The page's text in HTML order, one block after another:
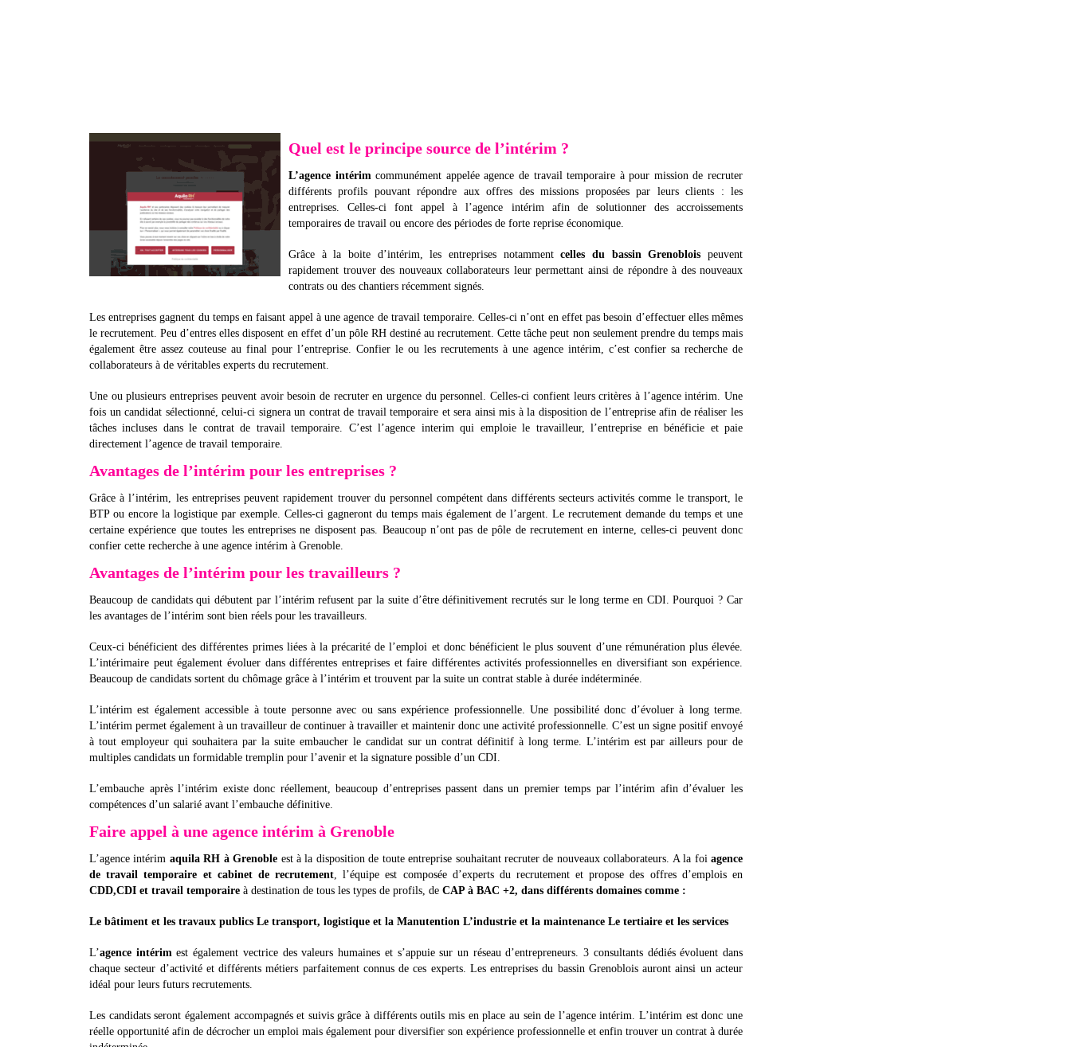
Quel est le principe source de l’intérim ?
L’agence intérim communément appelée agence de travail temporaire à pour mission de recruter
différents profils pouvant répondre aux offres des missions proposées par leurs clients : les
entreprises. Celles-ci font appel à l’agence intérim afin de solutionner des accroissements
temporaires de travail ou encore des périodes de forte reprise économique.
Grâce à la boite d’intérim, les entreprises notammentcelles du bassin Grenoblois peuvent
rapidement trouver des nouveaux collaborateurs leur permettant ainsi de répondre à des nouveaux
contrats ou des chantiers récemment signés.
Les entreprises gagnent du temps en faisant appel à une agence de travail temporaire. Celles-ci n’ont en effet pas besoin d’effectuer elles mêmes
le recrutement. Peu d’entres elles disposent en effet d’un pôle RH destiné au recrutement. Cette tâche peut non seulement prendre du temps mais
également être assez couteuse au final pour l’entreprise. Confier le ou les recrutements à une agence intérim, c’est confier sa recherche de
collaborateurs à de véritables experts du recrutement.
Une ou plusieurs entreprises peuvent avoir besoin de recruter en urgence du personnel. Celles-ci confient leurs critères à l’agence intérim. Une
fois un candidat sélectionné, celui-ci signera un contrat de travail temporaire et sera ainsi mis à la disposition de l’entreprise afin de réaliser les
tâches incluses dans le contrat de travail temporaire. C’est l’agence interim qui emploie le travailleur, l’entreprise en bénéficie et paie
directement l’agence de travail temporaire.
Avantages de l’intérim pour les entreprises ?
Grâce à l’intérim, les entreprises peuvent rapidement trouver du personnel compétent dans différents secteurs activités comme le transport, le
BTP ou encore la logistique par exemple. Celles-ci gagneront du temps mais également de l’argent. Le recrutement demande du temps et une
certaine expérience que toutes les entreprises ne disposent pas. Beaucoup n’ont pas de pôle de recrutement en interne, celles-ci peuvent donc
confier cette recherche à une agence intérim à Grenoble.
Avantages de l’intérim pour les travailleurs ?
Beaucoup de candidats qui débutent par l’intérim refusent par la suite d’être définitivement recrutés sur le long terme en CDI. Pourquoi ? Car
les avantages de l’intérim sont bien réels pour les travailleurs.
Ceux-ci bénéficient des différentes primes liées à la précarité de l’emploi et donc bénéficient le plus souvent d’une rémunération plus élevée.
L’intérimaire peut également évoluer dans différentes entreprises et faire différentes activités professionnelles en diversifiant son expérience.
Beaucoup de candidats sortent du chômage grâce à l’intérim et trouvent par la suite un contrat stable à durée indéterminée.
L’intérim est également accessible à toute personne avec ou sans expérience professionnelle. Une possibilité donc d’évoluer à long terme.
L’intérim permet également à un travailleur de continuer à travailler et maintenir donc une activité professionnelle. C’est un signe positif envoyé
à tout employeur qui souhaitera par la suite embaucher le candidat sur un contrat définitif à long terme. L’intérim est par ailleurs pour de
multiples candidats un formidable tremplin pour l’avenir et la signature possible d’un CDI.
L’embauche après l’intérim existe donc réellement, beaucoup d’entreprises passent dans un premier temps par l’intérim afin d’évaluer les
compétences d’un salarié avant l’embauche définitive.
Faire appel à une agence intérim à Grenoble
L’agence intérim aquila RH à Grenoble est à la disposition de toute entreprise souhaitant recruter de nouveaux collaborateurs. A la foiagence
de travail temporaire et cabinet de recrutement , l’équipe est composée d’experts du recrutement et propose des offres d’emplois en
CDD,CDI et travail temporaire à destination de tous les types de profils, de CAP à BAC +2, dans différents domaines comme :
Le bâtiment et les travaux publics Le transport, logistique et la Manutention L’industrie et la maintenance Le tertiaire et les services
L’agence intérim est également vectrice des valeurs humaines et s’appuie sur un réseau d’entrepreneurs. 3 consultants dédiés évoluent dans
chaque secteur d’activité et différents métiers parfaitement connus de ces experts. Les entreprises du bassin Grenoblois auront ainsi un acteur
idéal pour leurs futurs recrutements.
Les candidats seront également accompagnés et suivis grâce à différents outils mis en place au sein de l’agence intérim. L’intérim est donc une
réelle opportunité afin de décrocher un emploi mais également pour diversifier son expérience professionnelle et enfin trouver un contrat à durée